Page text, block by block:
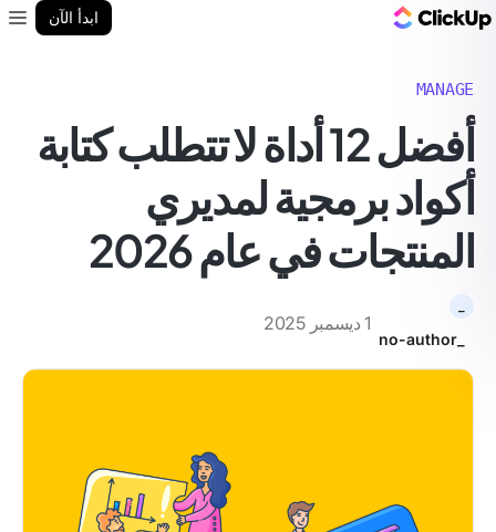
ابدأ الآن
MANAGE
أفضل 12 أداة لا تتطلب كتابة
أكواد برمجية لمديري
المنتجات في عام 2026
1 ديسمبر 2025